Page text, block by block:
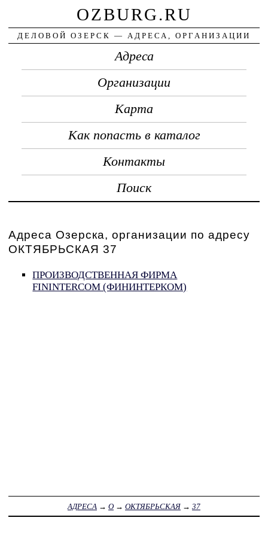
OZBURG.RU
ДЕЛОВОЙ ОЗЕРСК — АДРЕСА, ОРГАНИЗАЦИИ
Адреса
Организации
Карта
Как попасть в каталог
Контакты
Поиск
Адреса Озерска, организации по адресу
ОКТЯБРЬСКАЯ 37
ПРОИЗВОДСТВЕННАЯ ФИРМА
FININTERCOM (ФИНИНТЕРКОМ)
АДРЕСА → О → ОКТЯБРЬСКАЯ → 37